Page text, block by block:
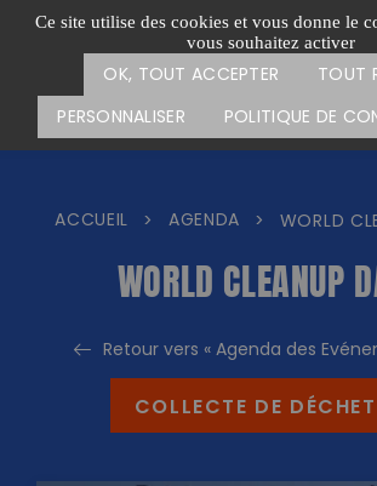
Ce site utilise des cookies et vous donne le
vous souhaitez activer
OK, TOUT ACCEPTER
TOUT
PERSONNALISER
POLITIQUE DE
Passer
CARTE DES ACTIONS FAIRE
ACCUEIL > AGENDA > WORLD
WORLD CLEANUP
Retour vers « Agenda des
COLLECTE DE